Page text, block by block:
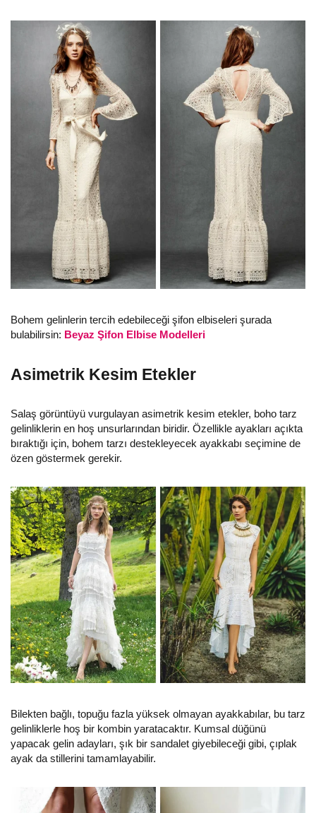
Bohem gelinlerin tercih edebileceği şifon elbiseleri şurada
bulabilirsin: Beyaz Şifon Elbise Modelleri
Asimetrik Kesim Etekler
Salaş görüntüyü vurgulayan asimetrik kesim etekler, boho tarz
gelinliklerin en hoş unsurlarından biridir. Özellikle ayakları açıkta
bıraktığı için, bohem tarzı destekleyecek ayakkabı seçimine de
özen göstermek gerekir.
Bilekten bağlı, topuğu fazla yüksek olmayan ayakkabılar, bu tarz
gelinliklerle hoş bir kombin yaratacaktır. Kumsal düğünü
yapacak gelin adayları, şık bir sandalet giyebileceği gibi, çıplak
ayak da stillerini tamamlayabilir.